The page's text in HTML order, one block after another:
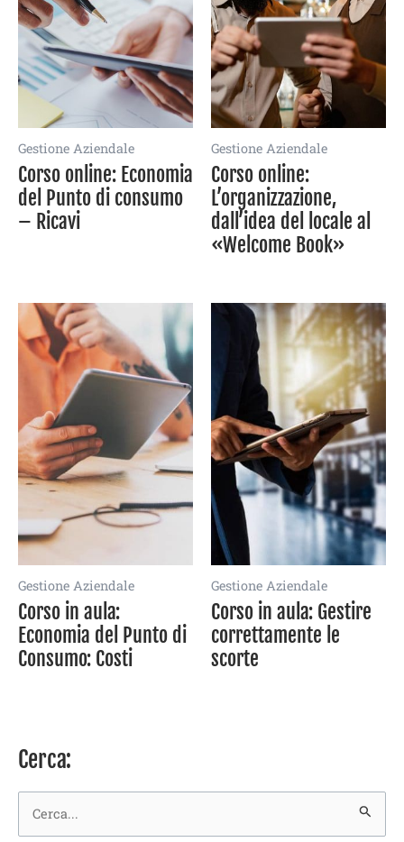
Gestione Aziendale
Corso online: Economia
del Punto di consumo
– Ricavi
Gestione Aziendale
Corso online:
L’organizzazione,
dall’idea del locale al
«Welcome Book»
Gestione Aziendale
Corso in aula:
Economia del Punto di
Consumo: Costi
Gestione Aziendale
Corso in aula: Gestire
correttamente le
scorte
Cerca:
Cerca: